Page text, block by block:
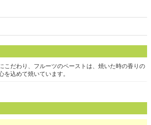
こだわり、フルーツのペーストは、焼いた時の香りの
込めて焼いています。